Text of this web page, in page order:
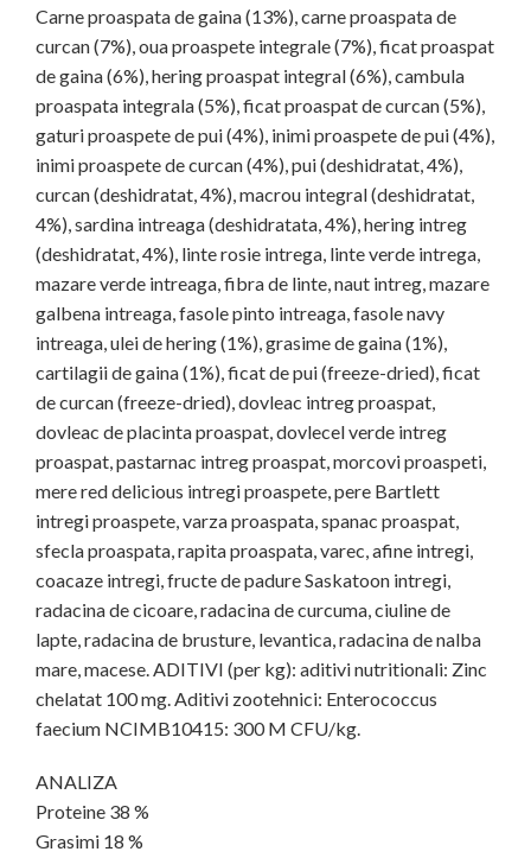
Carne proaspata de gaina (13%), carne proaspata de
curcan (7%), oua proaspete integrale (7%), ficat proaspat
de gaina (6%), hering proaspat integral (6%), cambula
proaspata integrala (5%), ficat proaspat de curcan (5%),
gaturi proaspete de pui (4%), inimi proaspete de pui (4%),
inimi proaspete de curcan (4%), pui (deshidratat, 4%),
curcan (deshidratat, 4%), macrou integral (deshidratat,
4%), sardina intreaga (deshidratata, 4%), hering intreg
(deshidratat, 4%), linte rosie intrega, linte verde intrega,
mazare verde intreaga, fibra de linte, naut intreg, mazare
galbena intreaga, fasole pinto intreaga, fasole navy
intreaga, ulei de hering (1%), grasime de gaina (1%),
cartilagii de gaina (1%), ficat de pui (freeze-dried), ficat
de curcan (freeze-dried), dovleac intreg proaspat,
dovleac de placinta proaspat, dovlecel verde intreg
proaspat, pastarnac intreg proaspat, morcovi proaspeti,
mere red delicious intregi proaspete, pere Bartlett
intregi proaspete, varza proaspata, spanac proaspat,
sfecla proaspata, rapita proaspata, varec, afine intregi,
coacaze intregi, fructe de padure Saskatoon intregi,
radacina de cicoare, radacina de curcuma, ciuline de
lapte, radacina de brusture, levantica, radacina de nalba
mare, macese. ADITIVI (per kg): aditivi nutritionali: Zinc
chelatat 100 mg. Aditivi zootehnici: Enterococcus
faecium NCIMB10415: 300 M CFU/kg.
ANALIZA
Proteine 38 %
Grasimi 18 %